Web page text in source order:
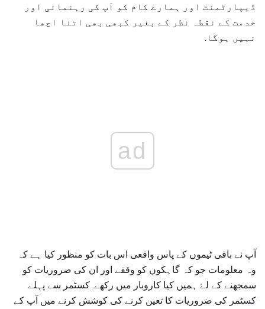
ڈیپارٹمنٹ اور ہمارے کام کو آپ کی رہنمائی اور
خدمت کے نقطہ نظر کے بغیر کبھی بھی اتنا اچھا
نہیں ہوگا.
ad
آپ نے باقی ٹیموں کے پاس واقعی اس بات کو منظور کیا ہے کہ
وہ معلومات جو کہ گاہکوں کو وقفے اور ان کی ضروریات کو
سمجھنے کے لۓ ہمیں کیا کاروبار میں رکھے. کسٹمر سے پہلے
کسٹمر کی ضروریات کا تعین کرنے کی کوشش کرنے میں آپ کے